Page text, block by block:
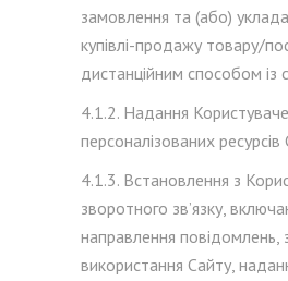
замовлення та (або)
купівлі-продажу товару/
дистанційним способом із
4.1.2. Надання
персоналізованих ресурсів
4.1.3. Встановлення з
зворотного зв’язку,
направлення повідомлень,
використання Сайту,